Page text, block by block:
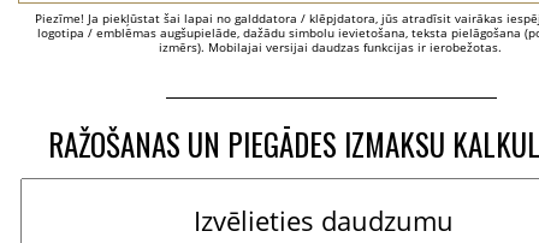
Piezīme! Ja piekļūstat šai lapai no galddatora / klēpjdatora, jūs atradīsit vairākas
logotipa / emblēmas augšupielāde, dažādu simbolu ievietošana, teksta pielāgošana
izmērs). Mobilajai versijai daudzas funkcijas ir ierobežotas.
RAŽOŠANAS UN PIEGĀDES IZMAKSU